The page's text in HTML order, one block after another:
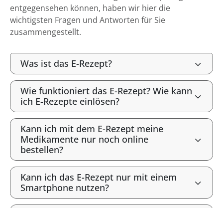
entgegensehen können, haben wir hier die
wichtigsten Fragen und Antworten für Sie
zusammengestellt.
Was ist das E-Rezept?
Wie funktioniert das E-Rezept? Wie kann
ich E-Rezepte einlösen?
Kann ich mit dem E-Rezept meine
Medikamente nur noch online
bestellen?
Kann ich das E-Rezept nur mit einem
Smartphone nutzen?